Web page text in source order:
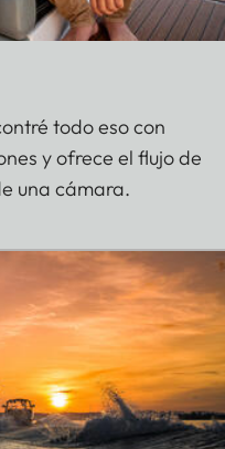
todo eso con
y ofrece el flujo de
una cámara.